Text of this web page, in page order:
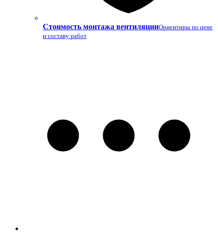
Стоимость монтажа вентиляцииОриентиры по цене
и составу работ